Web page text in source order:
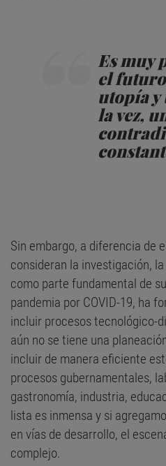
Es muy
el
utopía y
la vez,
Sin embargo, a diferencia de
consideran la investigación,
como parte fundamental de
pandemia por COVID-19, ha
incluir procesos tecnológico-
aún no se tiene una
incluir de manera eficiente
procesos gubernamentales,
gastronomía, industria,
lista es inmensa y si
en vías de desarrollo, el
complejo.